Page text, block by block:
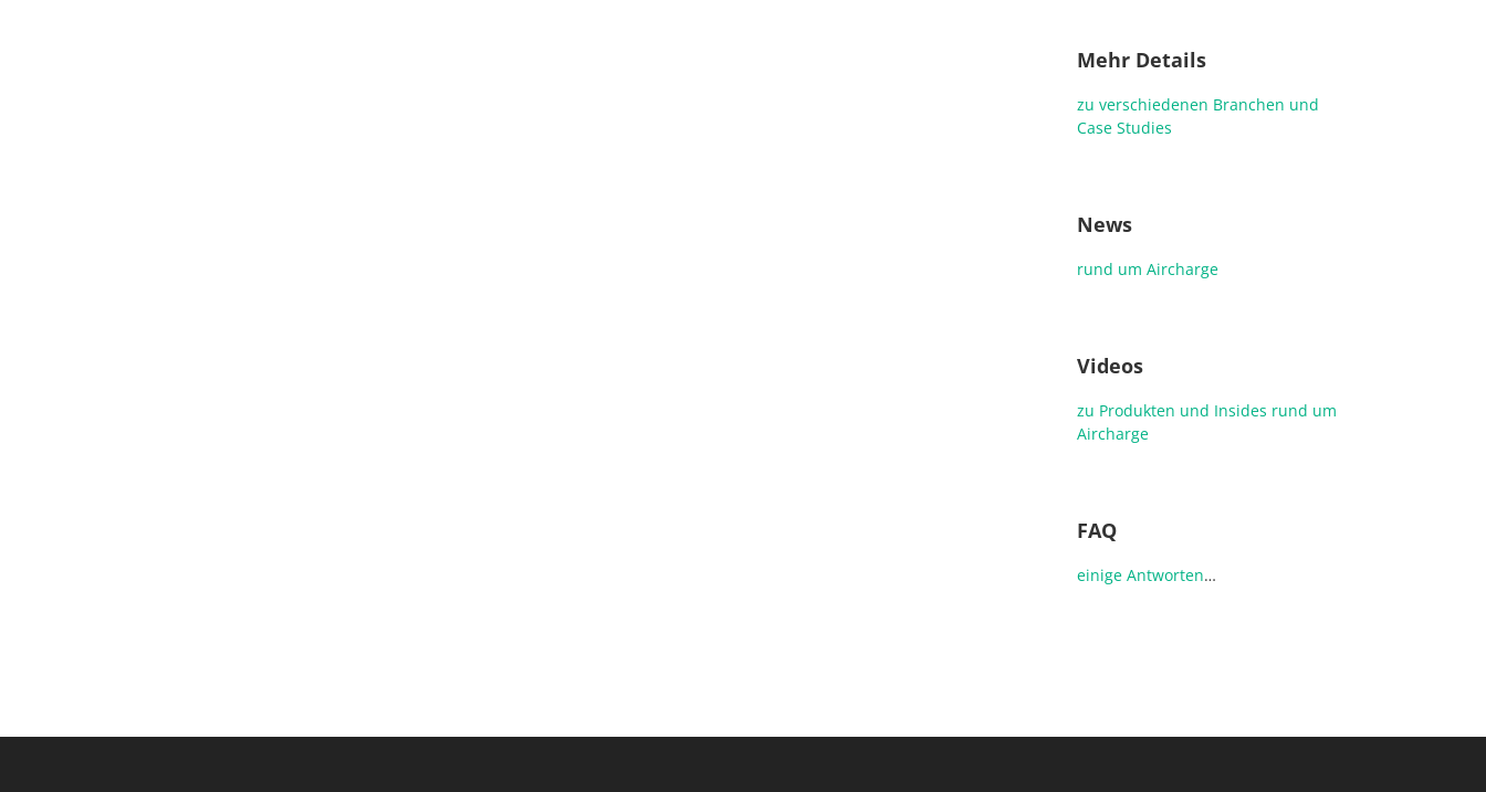
Mehr Details
zu verschiedenen Branchen und
Case Studies
News
rund um Aircharge
Videos
zu Produkten und Insides rund um
Aircharge
FAQ
einige Antworten…